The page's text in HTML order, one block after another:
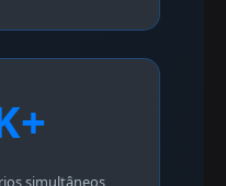
simultâneos